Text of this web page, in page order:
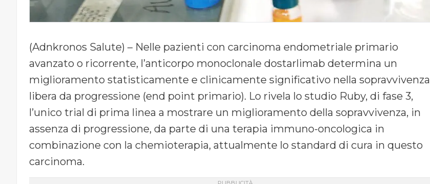
(Adnkronos Salute) – Nelle pazienti con carcinoma endometriale primario
avanzato o ricorrente, l’anticorpo monoclonale dostarlimab determina un
miglioramento statisticamente e clinicamente significativo nella sopravvivenza
libera da progressione (end point primario). Lo rivela lo studio Ruby, di fase 3,
l’unico trial di prima linea a mostrare un miglioramento della sopravvivenza, in
assenza di progressione, da parte di una terapia immuno-oncologica in
combinazione con la chemioterapia, attualmente lo standard di cura in questo
carcinoma.